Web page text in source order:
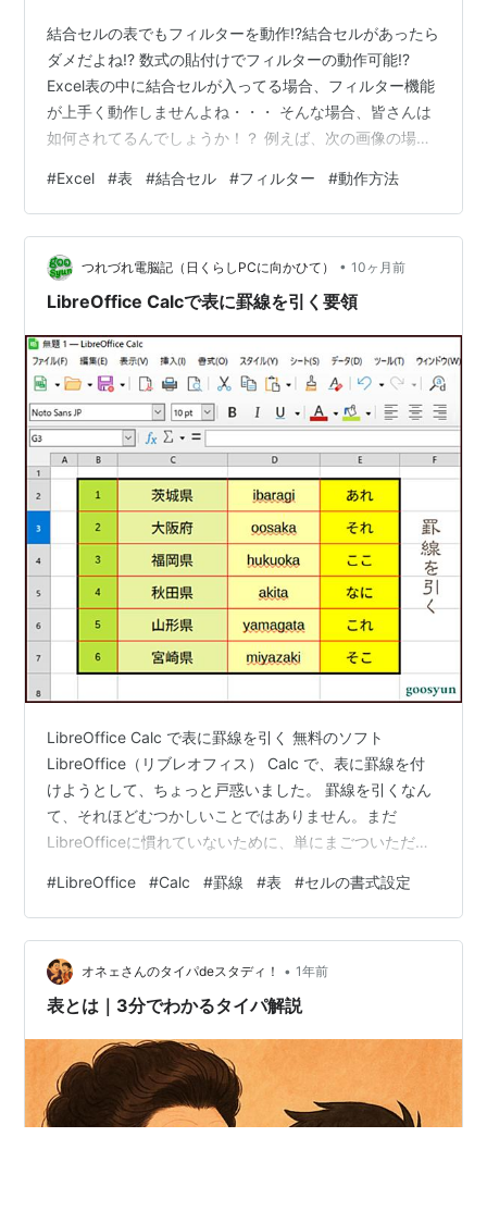
結合セルの表でもフィルターを動作!?結合セルがあったら
ダメだよね!? 数式の貼付けでフィルターの動作可能!?
Excel表の中に結合セルが入ってる場合、フィルター機能
が上手く動作しませんよね・・・ そんな場合、皆さんは
如何されてるんでしょうか！？ 例えば、次の画像の場
る場合、新規開拓部のフィルターを表示させたい・・・
▶をクリックして表示させてみますね・・・ メニューか
ら『新規開拓部』のみを選択してみます・・・ すると、
表示されるのは一行目の一人しか表示されていませ
ん・・・ このように、結合セルが表内にある場合にはフ
#Excel #表 #結合セル #フィルター #動作方法
つれづれ電脳記（日くらしPCに向かひて） • 10ヶ月前
LibreOffice Calcで表に罫線を引く要領
LibreOffice Calc で表に罫線を引く 無料のソフト
LibreOffice（リブレオフィス） Calc で、表に罫線を付
けようとして、ちょっと戸惑いました。 罫線を引くなん
て、それほどむつかしいことではありません。まだ
LibreOfficeに慣れていないために、単にまごついただけ
引きたいセル範囲を選択２ 右クリックして、「セルの書
式設定」をクリック （[Ctrl]＋[１]でも可）３ セルの書式
設定ダイアログの「罫線」タブを選択４ 「線を引く位
置」の項目中、 (1)プリセット 又は、(2)「ユーザー定
義」 で、罫線位置を指定５ 「…
#LibreOffice #Calc #罫線 #表 #セルの書式設定
オネェさんのタイパdeスタディ！ • 1年前
表とは｜3分でわかるタイパ解説